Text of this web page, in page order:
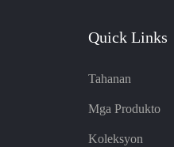
Quick Links
Tahanan
Mga Produkto
Koleksyon